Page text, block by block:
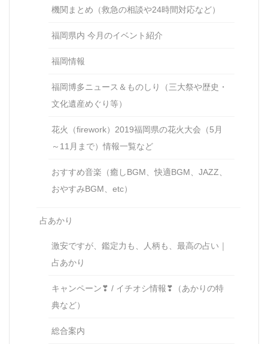
機関まとめ（救急の相談や24時間対応など）
福岡県内 今月のイベント紹介
福岡情報
福岡博多ニュース＆ものしり（三大祭や歴史・
文化遺産めぐり等）
花火（firework）2019福岡県の花火大会（5月
～11月まで）情報一覧など
おすすめ音楽（癒しBGM、快適BGM、JAZZ、
おやすみBGM、etc）
占あかり
激安ですが、鑑定力も、人柄も、最高の占い｜
占あかり
キャンペーン❣ / イチオシ情報❣（あかりの特
典など）
総合案内